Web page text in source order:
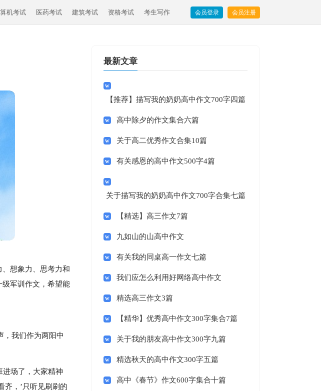
机考试 医药考试 建筑考试 资格考试 考生写作 会员登录 会员注册
想象力、思考力和
军训作文，希望能
，我们作为两阳中
进场了，大家精神
齐，’只听见刷刷的
最新文章
【推荐】描写我的奶奶高中作文700字四篇
高中除夕的作文集合六篇
关于高二优秀作文合集10篇
有关感恩的高中作文500字4篇
关于描写我的奶奶高中作文700字合集七篇
【精选】高三作文7篇
九如山的山高中作文
有关我的同桌高一作文七篇
我们应怎么利用好网络高中作文
精选高三作文3篇
【精华】优秀高中作文300字集合7篇
关于我的朋友高中作文300字九篇
精选秋天的高中作文300字五篇
高中《春节》作文600字集合十篇